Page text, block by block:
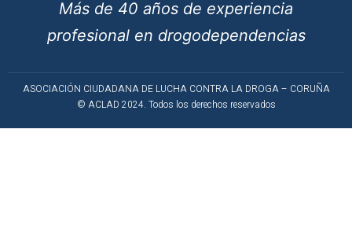
Más de 40 años de experiencia
profesional en drogodependencias
ASOCIACIÓN CIUDADANA DE LUCHA CONTRA LA DROGA – CORUÑA
© ACLAD 2024. Todos los derechos reservados